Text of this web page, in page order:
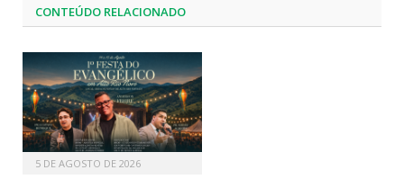
CONTEÚDO RELACIONADO
5 DE AGOSTO DE 2026